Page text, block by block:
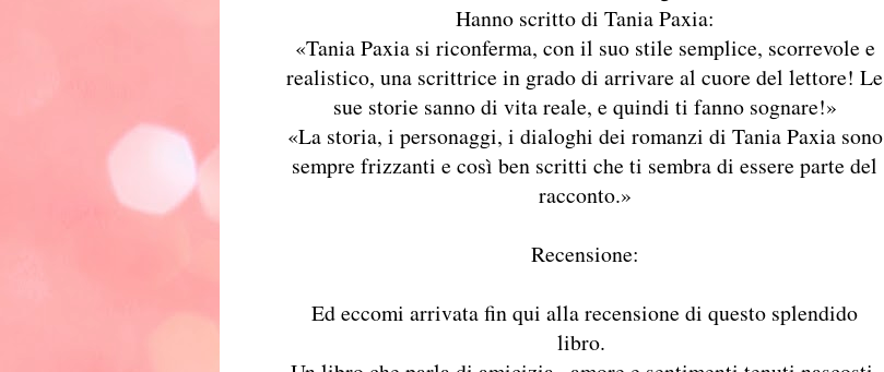
Hanno scritto di Tania Paxia:
«Tania Paxia si riconferma, con il suo stile semplice, scorrevole e
realistico, una scrittrice in grado di arrivare al cuore del lettore! Le
sue storie sanno di vita reale, e quindi ti fanno sognare!»
«La storia, i personaggi, i dialoghi dei romanzi di Tania Paxia sono
sempre frizzanti e così ben scritti che ti sembra di essere parte del
racconto.»
Recensione:
Ed eccomi arrivata fin qui alla recensione di questo splendido
libro.